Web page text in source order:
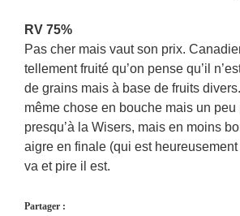
RV 75%
Pas cher mais vaut son prix.
tellement fruité qu’on pense qu’il
de grains mais à base de fruits
même chose en bouche mais un peu
presqu’à la Wisers, mais en moins
aigre en finale (qui est
va et pire il est.
Partager :